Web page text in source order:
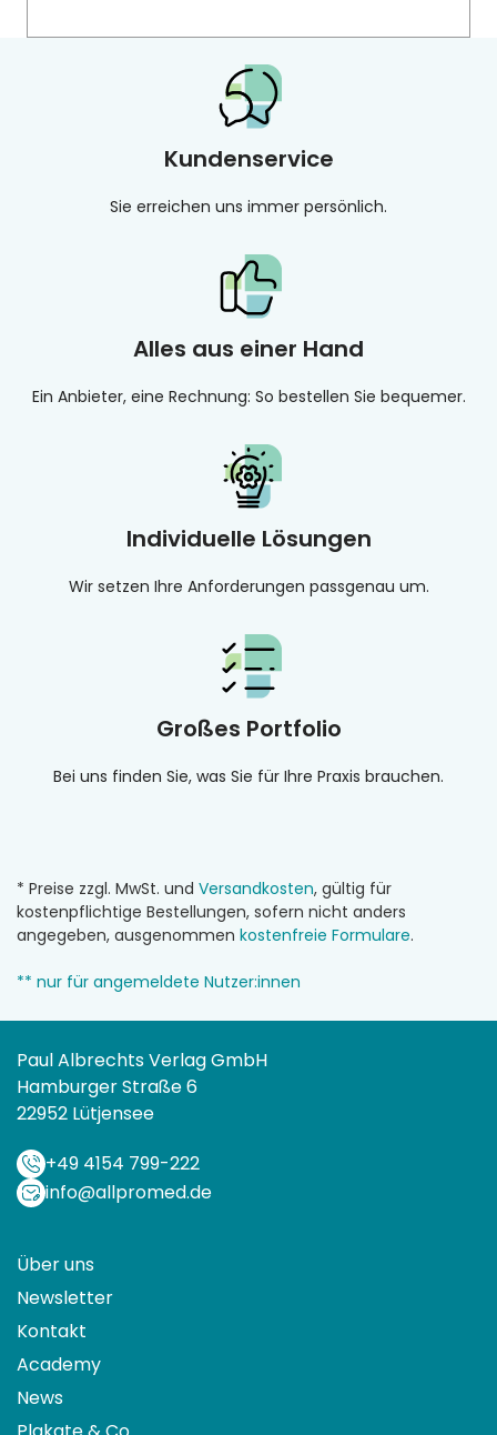
Kundenservice
Sie erreichen uns immer persönlich.
Alles aus einer Hand
Ein Anbieter, eine Rechnung: So bestellen Sie bequemer.
Individuelle Lösungen
Wir setzen Ihre Anforderungen passgenau um.
Großes Portfolio
Bei uns finden Sie, was Sie für Ihre Praxis brauchen.
* Preise zzgl. MwSt. und Versandkosten, gültig für
kostenpflichtige Bestellungen, sofern nicht anders
angegeben, ausgenommen kostenfreie Formulare.
** nur für angemeldete Nutzer:innen
Paul Albrechts Verlag GmbH
Hamburger Straße 6
22952 Lütjensee
+49 4154 799-222
info@allpromed.de
Über uns
Newsletter
Kontakt
Academy
News